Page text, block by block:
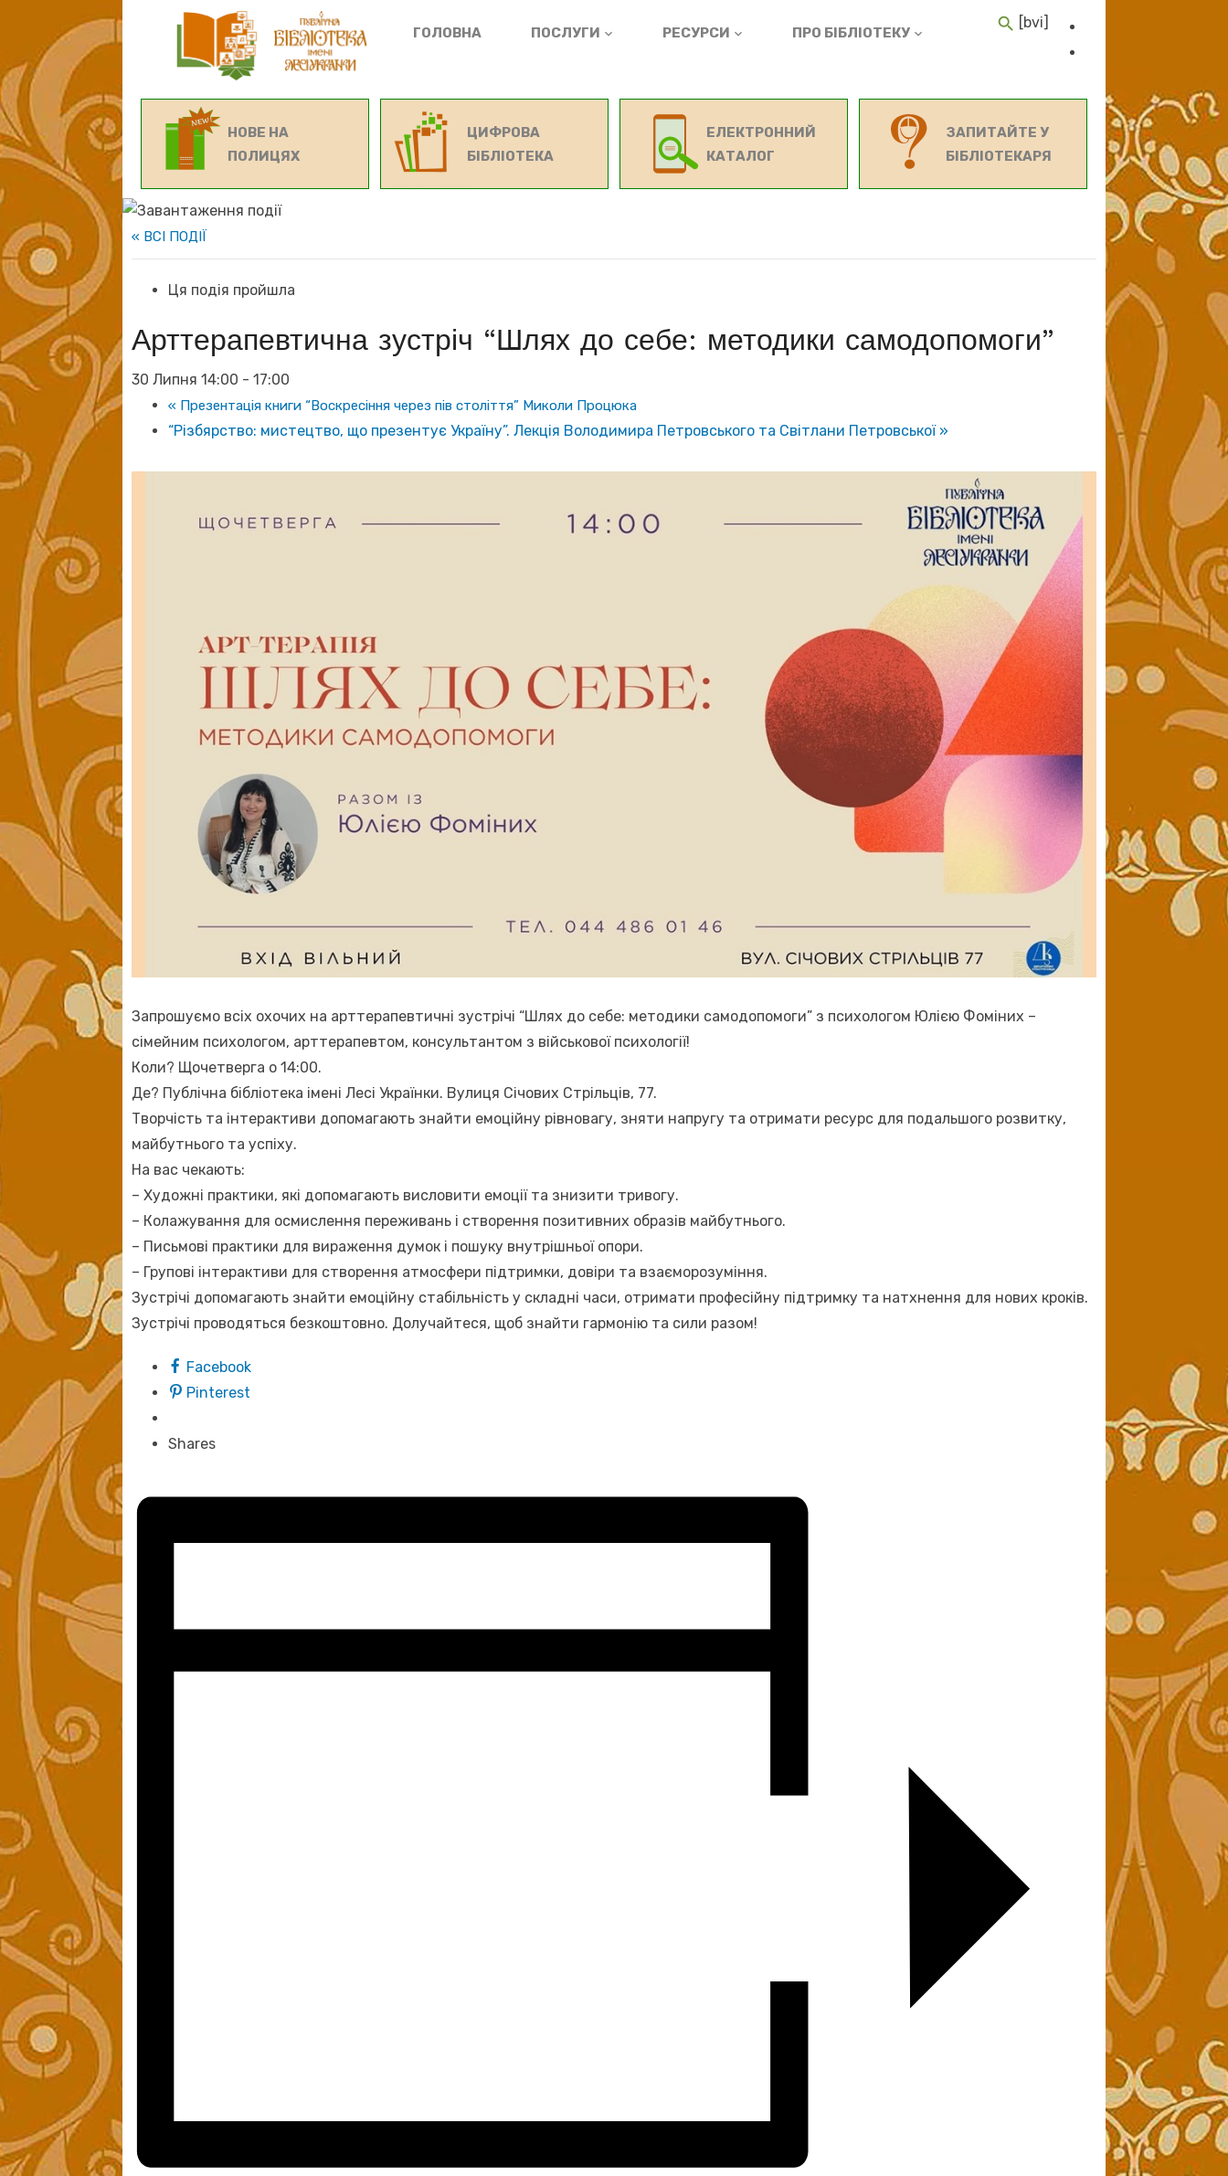
ГОЛОВНА ПОСЛУГИ РЕСУРСИ ПРО БІБЛІОТЕКУ
[bvi]
НОВЕ НА
ПОЛИЦЯХ
ЦИФРОВА
БІБЛІОТЕКА
ЕЛЕКТРОННИЙ
КАТАЛОГ
ЗАПИТАЙТЕ У
БІБЛІОТЕКАРЯ
« ВСІ ПОДІЇ
Ця подія пройшла
Арттерапевтична зустріч “Шлях до себе: методики самодопомоги”
30 Липня 14:00 -17:00
« Презентація книги “Воскресіння через пів століття” Миколи Процюка
“Різбярство: мистецтво, що презентує Україну”. Лекція Володимира Петровського та Світлани Петровської »
Запрошуємо всіх охочих на арттерапевтичні зустрічі “Шлях до себе: методики самодопомоги” з психологом Юлією Фоміних –
сімейним психологом, арттерапевтом, консультантом з військової психології!
Коли? Щочетверга о 14:00.
Де? Публічна бібліотека імені Лесі Українки. Вулиця Січових Стрільців, 77.
Творчість та інтерактиви допомагають знайти емоційну рівновагу, зняти напругу та отримати ресурс для подальшого розвитку,
майбутнього та успіху.
На вас чекають:
– Художні практики, які допомагають висловити емоції та знизити тривогу.
– Колажування для осмислення переживань і створення позитивних образів майбутнього.
– Письмові практики для вираження думок і пошуку внутрішньої опори.
– Групові інтерактиви для створення атмосфери підтримки, довіри та взаєморозуміння.
Зустрічі допомагають знайти емоційну стабільність у складні часи, отримати професійну підтримку та натхнення для нових кроків.
Зустрічі проводяться безкоштовно. Долучайтеся, щоб знайти гармонію та сили разом!
Facebook
Pinterest
Shares